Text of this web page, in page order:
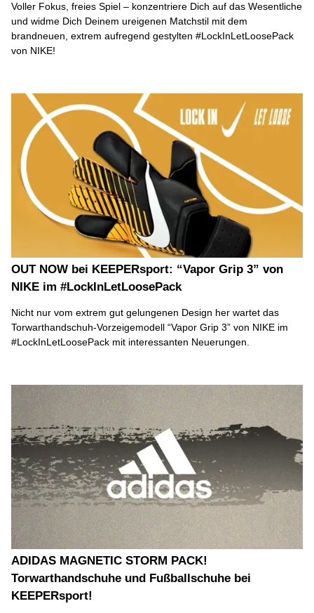
Voller Fokus, freies Spiel – konzentriere Dich auf das Wesentliche
und widme Dich Deinem ureigenen Matchstil mit dem
brandneuen, extrem aufregend gestylten #LockInLetLoosePack
von NIKE!
OUT NOW bei KEEPERsport: “Vapor Grip 3” von
NIKE im #LockInLetLoosePack
Nicht nur vom extrem gut gelungenen Design her wartet das
Torwarthandschuh-Vorzeigemodell “Vapor Grip 3” von NIKE im
#LockInLetLoosePack mit interessanten Neuerungen.
ADIDAS MAGNETIC STORM PACK!
Torwarthandschuhe und Fußballschuhe bei
KEEPERsport!